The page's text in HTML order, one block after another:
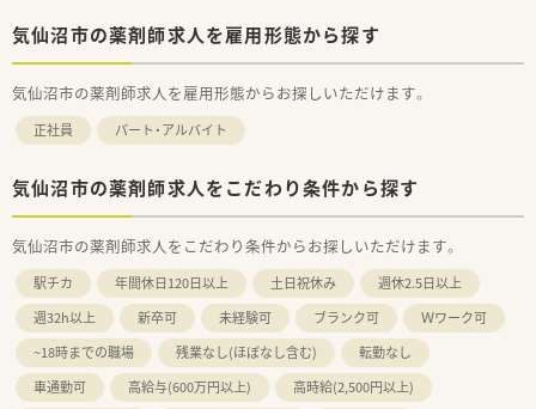
気仙沼市の薬剤師求人を雇用形態から探す
気仙沼市の薬剤師求人を雇用形態からお探しいただけます。
正社員 パート・アルバイト
気仙沼市の薬剤師求人をこだわり条件から探す
気仙沼市の薬剤師求人をこだわり条件からお探しいただけます。
駅チカ 年間休日120日以上 土日祝休み
週休2.5日以上
週32h以上
新卒可 未経験可 ブランク可
Ｗワーク可
~18時までの職場
残業なし(ほぼなし含む)
転勤なし
車通勤可
高給与(600万円以上)
高時給(2,500円以上)